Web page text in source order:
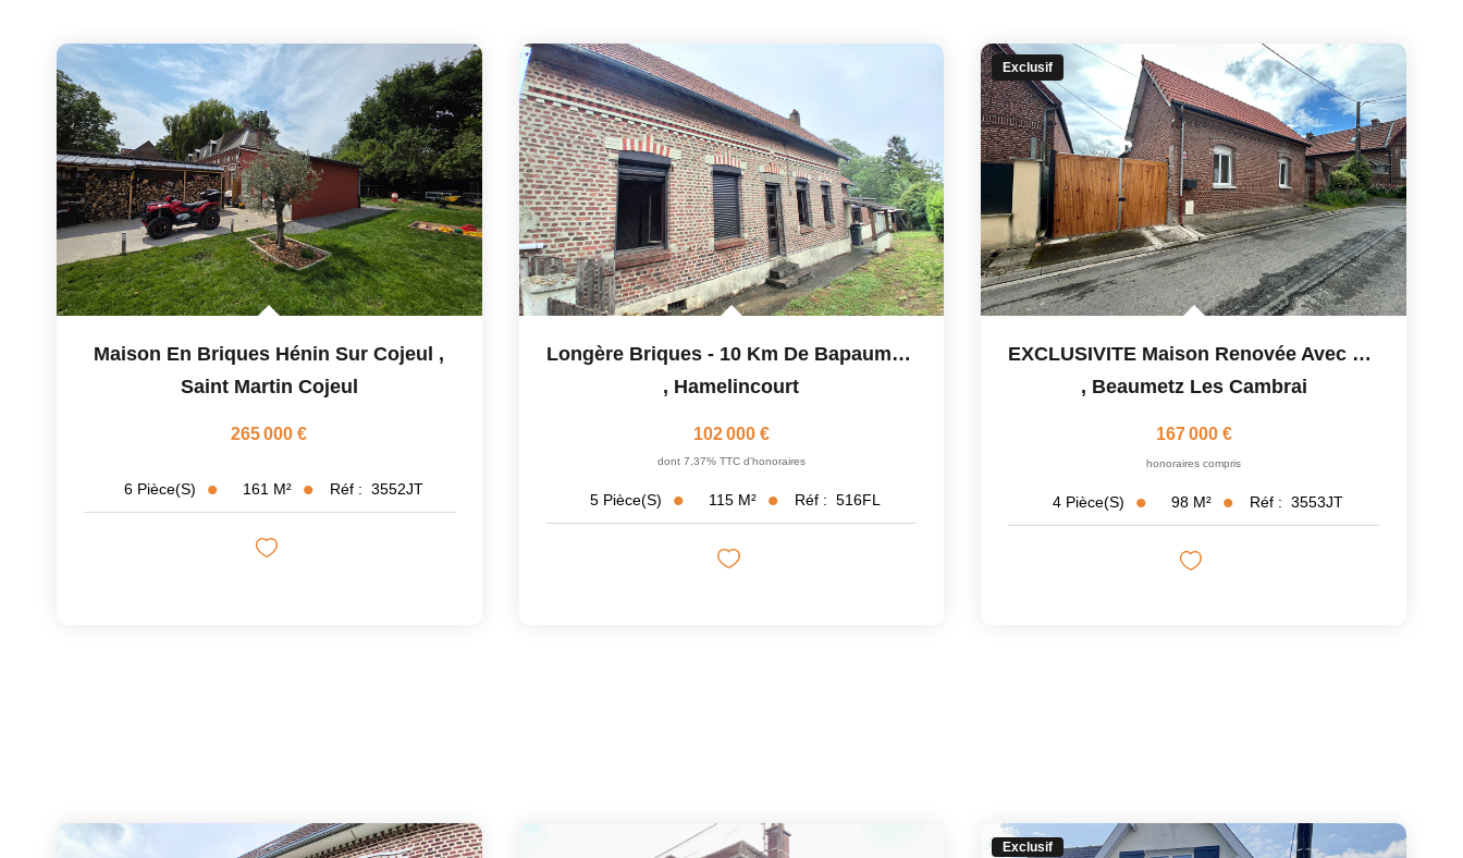
Maison En Briques Hénin Sur Cojeul ,
Saint Martin Cojeul
265 000 €
6 Pièce(s) 161 M² Réf : 3552JT
Longère Briques - 10 Km De Bapaume - 14 Km D'Arras
, Hamelincourt
102 000 €
dont 7,37% TTC d'honoraires
5 Pièce(s) 115 M² Réf : 516FL
Exclusif
EXCLUSIVITE Maison Renovée Avec Dépendances
, Beaumetz Les Cambrai
167 000 €
honoraires compris
4 Pièce(s) 98 M² Réf : 3553JT
Exclusif